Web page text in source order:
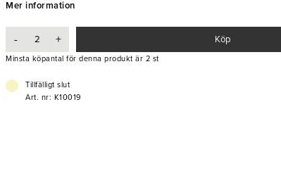
- Finmaskig sil för effektiv avrinning
Mer information
- + Köp
Minsta köpantal för denna produkt är 2 st
Tillfälligt slut
Art. nr: K10019